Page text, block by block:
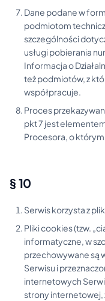
Dane podane w
podmiotom
szczególności
usługi pobierania
Informacja o
też podmiotów, z
współpracuje.
Proces
pkt 7 jest
Procesora, o
§ 10
Serwis korzysta z
Pliki cookies (tzw.
informatyczne, w
przechowywane są
Serwisu i
internetowych
strony internetowej,